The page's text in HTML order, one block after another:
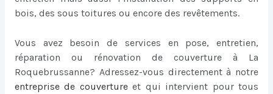
bois, des sous toitures ou encore des revêtements.
Vous avez besoin de services en pose, entretien,
réparation ou rénovation de couverture à La
Roquebrussanne? Adressez-vous directement à notre
entreprise de couverture et qui intervient pour tous